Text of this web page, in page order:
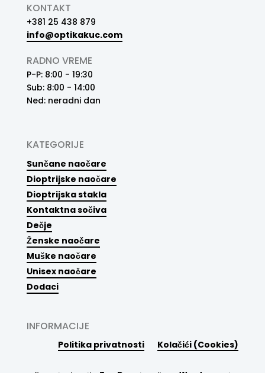
KONTAKT
+381 25 438 879
info@optikakuc.com
RADNO VREME
P-P: 8:00 - 19:30
Sub: 8:00 - 14:00
Ned: neradni dan
KATEGORIJE
Sunčane naočare
Dioptrijske naočare
Dioptrijska stakla
Kontaktna sočiva
Dečje
Ženske naočare
Muške naočare
Unisex naočare
Dodaci
INFORMACIJE
Politika privatnosti Kolačići (Cookies)